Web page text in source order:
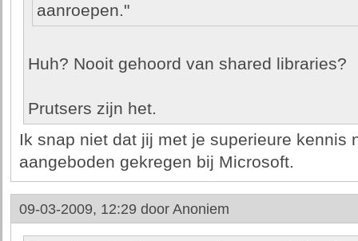
aanroepen."
Huh? Nooit gehoord van shared libraries?
Prutsers zijn het.
Ik snap niet dat jij met je superieure kennis
aangeboden gekregen bij Microsoft.
09-03-2009, 12:29 door Anoniem